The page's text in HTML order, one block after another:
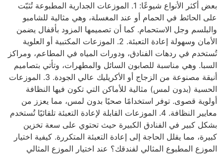
بعض أكثر الأنواع شيوعًا: 1. الموزعات الجدارية المطبوعة تُثبّت
على الحائط في الحمام أو عند المغسلة، وهي مثالية للشامبو
والبلسم وجل الاستحمام. كما أن تصميمها المزود بأقفال يضمن
الأمان وسهولة إعادة التعبئة. 2. الموزعات المكتبية أو العلوية
تُستخدم في ردهات الفنادق، ودورات المياه في المطاعم، ومراكز
السبا. وهي مناسبة للصابون السائل والمطهرات، وتأتي بتصاميم
أنيقة مصنوعة من الزجاج أو الأكريليك عالي الجودة. 3. الموزعات
الحسية (بدون لمس) مثالية للأماكن التي تكون فيها النظافة
أولوية قصوى. توفر استخدامًا صحيًا بدون لمس، مما يعزز من
معايير النظافة. 4. الموزعات القابلة لإعادة التعبئة تلقائيًا تُستخدم
بشكل كبير في الفنادق الكبيرة حيث تحتوي على سعة تخزين
كبيرة، مما يقلل الحاجة إلى إعادة التعبئة المتكررة. كيفية اختيار
الموزع المطبوع المثالي لفندقك؟ عند اختيار الموزع المثالي